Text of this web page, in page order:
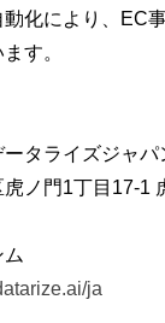
化により、EC
す。
タライズジャパ
ノ門1丁目17-1
ja